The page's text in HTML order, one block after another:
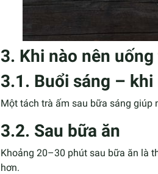
3. Khi nào nên
3.1. Buổi sáng –
Một tách trà ấm sau bữa sáng giúp
3.2. Sau bữa ăn
Khoảng 20–30 phút sau bữa ăn là
hơn.